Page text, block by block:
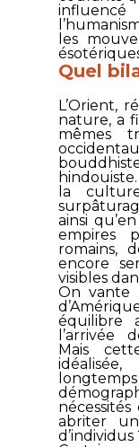
les
Quel
L’Orient,
nature, a
mêmes
la
ainsi
empires
romains,
encore
visibles
On vante
équilibre
l’arrivée
Mais
abriter
d’individus